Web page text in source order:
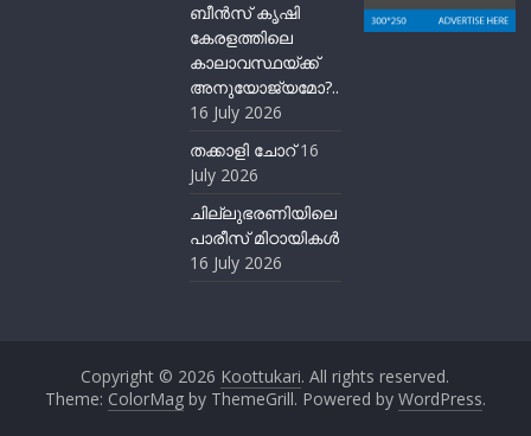
ബീന്‍സ് കൃഷി
കേരളത്തിലെ
കാലാവസ്ഥയ്ക്ക്
അനുയോജ്യമോ?..
16 July 2026
തക്കാളി ചോറ് 16
July 2026
ചില്ലുഭരണിയിലെ
പാരീസ് മിഠായികള്‍
16 July 2026
Copyright © 2026 Koottukari. All rights reserved.
Theme: ColorMagby ThemeGrill. Powered by WordPress.